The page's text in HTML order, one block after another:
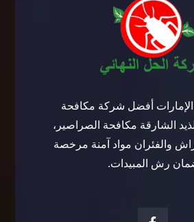
أفضل شركة مكافحة
الشارقة مكافحة الصراصير،
والفئران مواد آمنة مرخصة
رش المبيدات.